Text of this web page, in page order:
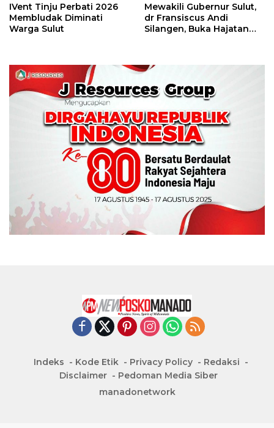
IVent Tinju Perbati 2026
Membludak Diminati
Warga Sulut
Mewakili Gubernur Sulut,
dr Fransiscus Andi
Silangen, Buka Hajatan
Indeks Kode Etik Privacy Policy
Redaksi
Disclaimer
Pedoman Media Siber
manadonetwork